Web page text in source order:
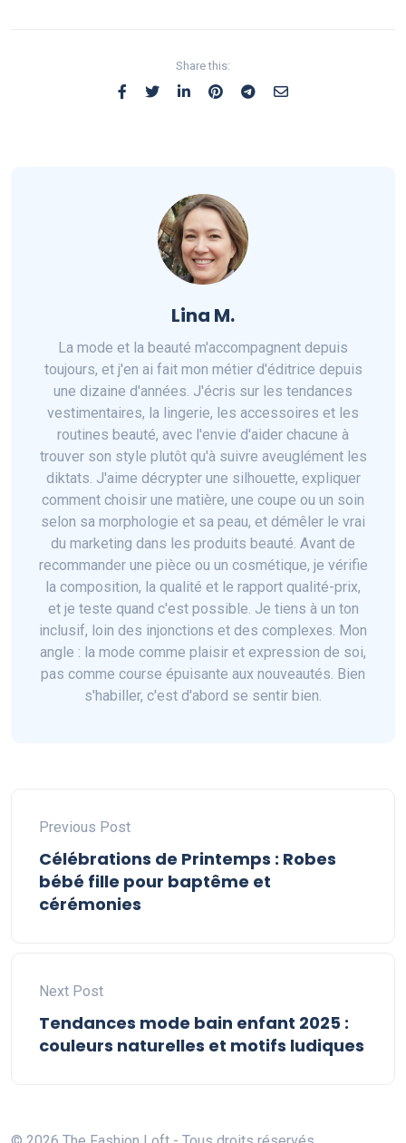
Share this:
Lina M.
La mode et la beauté m'accompagnent depuis
toujours, et j'en ai fait mon métier d'éditrice depuis
une dizaine d'années. J'écris sur les tendances
vestimentaires, la lingerie, les accessoires et les
routines beauté, avec l'envie d'aider chacune à
trouver son style plutôt qu'à suivre aveuglément les
diktats. J'aime décrypter une silhouette, expliquer
comment choisir une matière, une coupe ou un soin
selon sa morphologie et sa peau, et démêler le vrai
du marketing dans les produits beauté. Avant de
recommander une pièce ou un cosmétique, je vérifie
la composition, la qualité et le rapport qualité-prix,
et je teste quand c'est possible. Je tiens à un ton
inclusif, loin des injonctions et des complexes. Mon
angle : la mode comme plaisir et expression de soi,
pas comme course épuisante aux nouveautés. Bien
s'habiller, c'est d'abord se sentir bien.
Previous Post
Célébrations de Printemps : Robes
bébé fille pour baptême et
cérémonies
Next Post
Tendances mode bain enfant 2025 :
couleurs naturelles et motifs ludiques